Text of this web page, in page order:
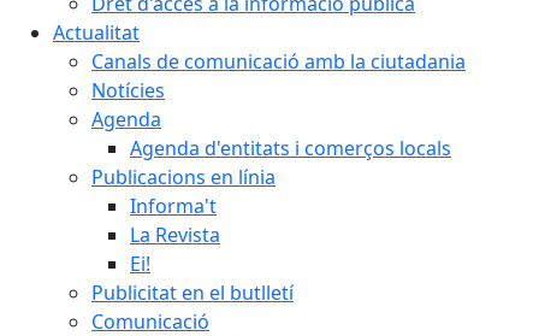
Actualitat
Canals de comunicació amb la ciutadania
Notícies
Agenda
Agenda d'entitats i comerços locals
Publicacions en línia
Informa't
La Revista
Ei!
Publicitat en el butlletí
Comunicació